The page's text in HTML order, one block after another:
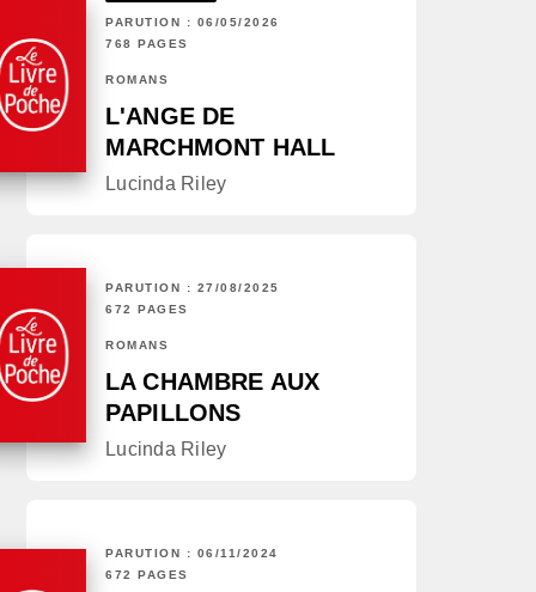
PARUTION : 06/05/2026
768 PAGES
ROMANS
L'ANGE DE
MARCHMONT HALL
Lucinda Riley
PARUTION : 27/08/2025
672 PAGES
ROMANS
LA CHAMBRE AUX
PAPILLONS
Lucinda Riley
PARUTION : 06/11/2024
672 PAGES